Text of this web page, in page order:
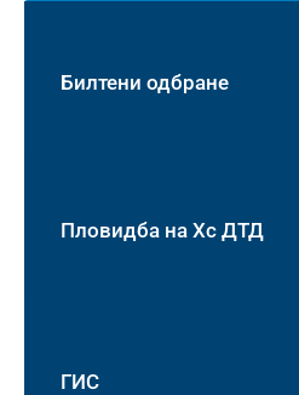
Билтени одбране
Пловидба на Хс ДТД
ГИС